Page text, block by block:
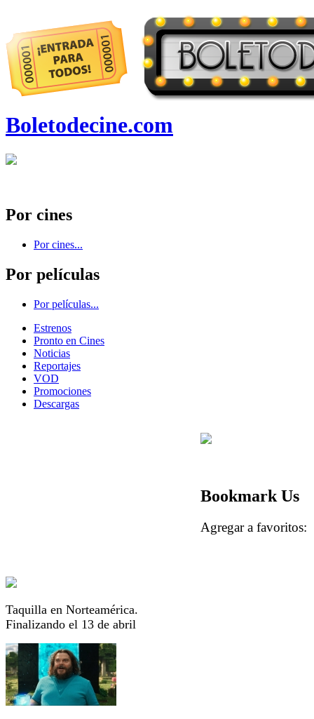
Boletodecine.com
Por cines
Por cines...
Por películas
Por películas...
Estrenos
Pronto en Cines
Noticias
Reportajes
VOD
Promociones
Descargas
Taquilla en Norteamérica.
Finalizando el 13 de abril
Bookmark Us
Agregar a